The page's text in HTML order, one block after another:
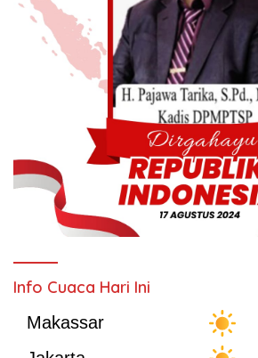
Info Cuaca Hari Ini
Makassar